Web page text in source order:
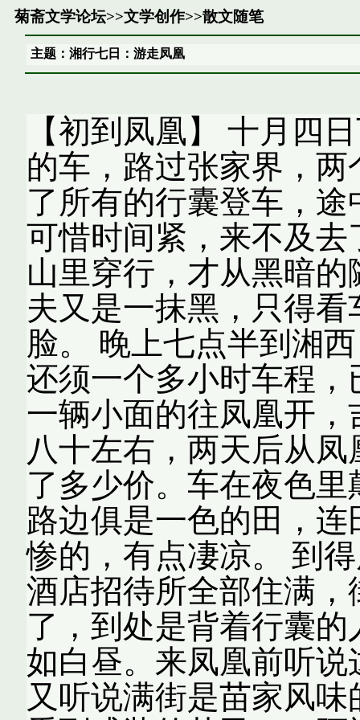
菊斋文学论坛>>文学创作>>散文随笔
主题：湘行七日：游走凤凰
【初到凤凰】 十月四
的车，路过张家界，
了所有的行囊登车，
可惜时间紧，来不及
山里穿行，才从黑暗
夫又是一抹黑，只得
脸。 晚上七点半到湘
还须一个多小时车程
一辆小面的往凤凰开
八十左右，两天后从
了多少价。车在夜色
路边俱是一色的田，
惨的，有点凄凉。 到
酒店招待所全部住满
了，到处是背着行囊
如白昼。来凤凰前听
又听说满街是苗家风